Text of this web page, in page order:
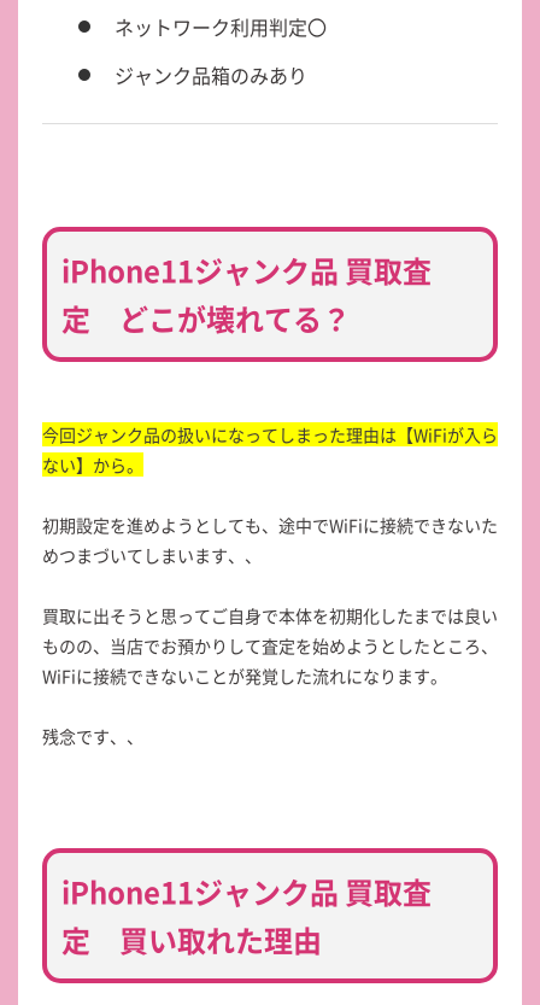
ネットワーク利用判定〇
ジャンク品箱のみあり
iPhone11ジャンク品 買取査
定 どこが壊れてる？
今回ジャンク品の扱いになってしまった理由は【WiFiが入ら
ない】から。
初期設定を進めようとしても、途中でWiFiに接続できないた
めつまづいてしまいます、、
買取に出そうと思ってご自身で本体を初期化したまでは良い
ものの、当店でお預かりして査定を始めようとしたところ、
WiFiに接続できないことが発覚した流れになります。
残念です、、
iPhone11ジャンク品 買取査
定 買い取れた理由